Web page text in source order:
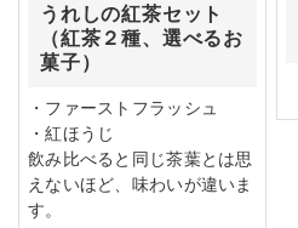
うれしの紅茶セット
（紅茶２種、選べるお
菓子）
・ファーストフラッシュ
・紅ほうじ
飲み比べると同じ茶葉とは思
えないほど、味わいが違いま
す。